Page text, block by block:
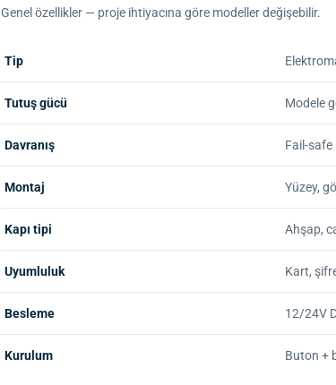
Genel özellikler — proje ihtiyacına göre modeller değişebilir.
Tip
Tutuş gücü Modele
Davranış Fail-safe
Montaj Yüzey,
Kapı tipi Ahşap,
Uyumluluk Kart,
Besleme 12/24V
Kurulum Buton +